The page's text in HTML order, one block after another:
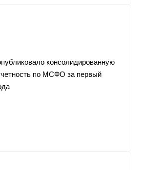
консолидированную
по МСФО за первый